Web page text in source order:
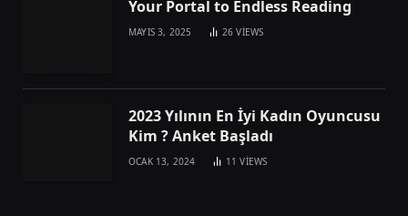
Your Portal to Endless Reading
MAYIS 3, 2025 26VIEWS
2023 Yılının En İyi Kadın Oyuncusu
Kim ? Anket Başladı
OCAK 13, 2024 11VIEWS